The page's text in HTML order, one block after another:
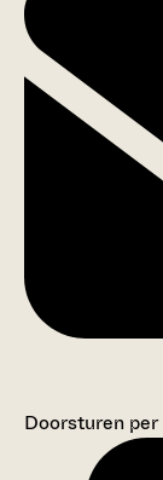
Doorsturen per